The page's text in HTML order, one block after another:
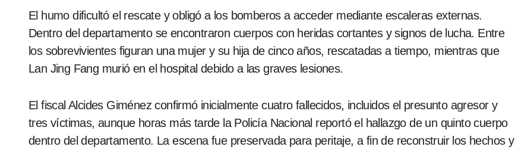
El humo dificultó el rescate y obligó a los bomberos a acceder mediante escaleras externas.
Dentro del departamento se encontraron cuerpos con heridas cortantes y signos de lucha. Entre
los sobrevivientes figuran una mujer y su hija de cinco años, rescatadas a tiempo, mientras que
Lan Jing Fang murió en el hospital debido a las graves lesiones.
El fiscal Alcides Giménez confirmó inicialmente cuatro fallecidos, incluidos el presunto agresor y
tres víctimas, aunque horas más tarde la Policía Nacional reportó el hallazgo de un quinto cuerpo
dentro del departamento. La escena fue preservada para peritaje, a fin de reconstruir los hechos y